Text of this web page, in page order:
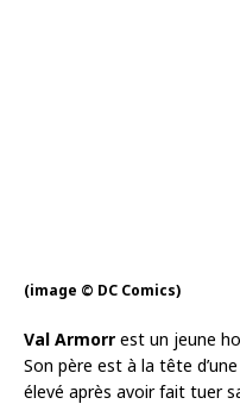
(image © DC Comics)
Val Armorr est un jeune
Son père est à la tête
élevé après avoir fait tuer